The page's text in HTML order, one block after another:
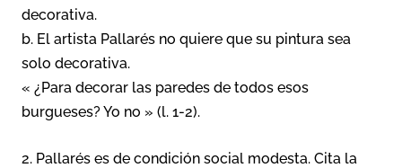
decorativa.
b. El artista Pallarés no quiere que su pintura sea
solo decorativa.
« ¿Para decorar las paredes de todos esos
burgueses? Yo no » (l. 1-2).
2. Pallarés es de condición social modesta. Cita la